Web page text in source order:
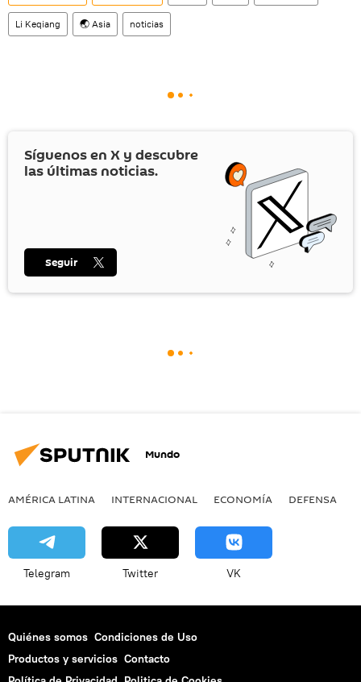
Li Keqiang 🌏 Asia noticias
Síguenos en X y descubre
las últimas noticias.
Seguir
Mundo
AMÉRICA LATINA INTERNACIONAL ECONOMÍA DEFENSA
Telegram Twitter VK
Quiénes somos Condiciones de Uso
Productos y servicios Contacto